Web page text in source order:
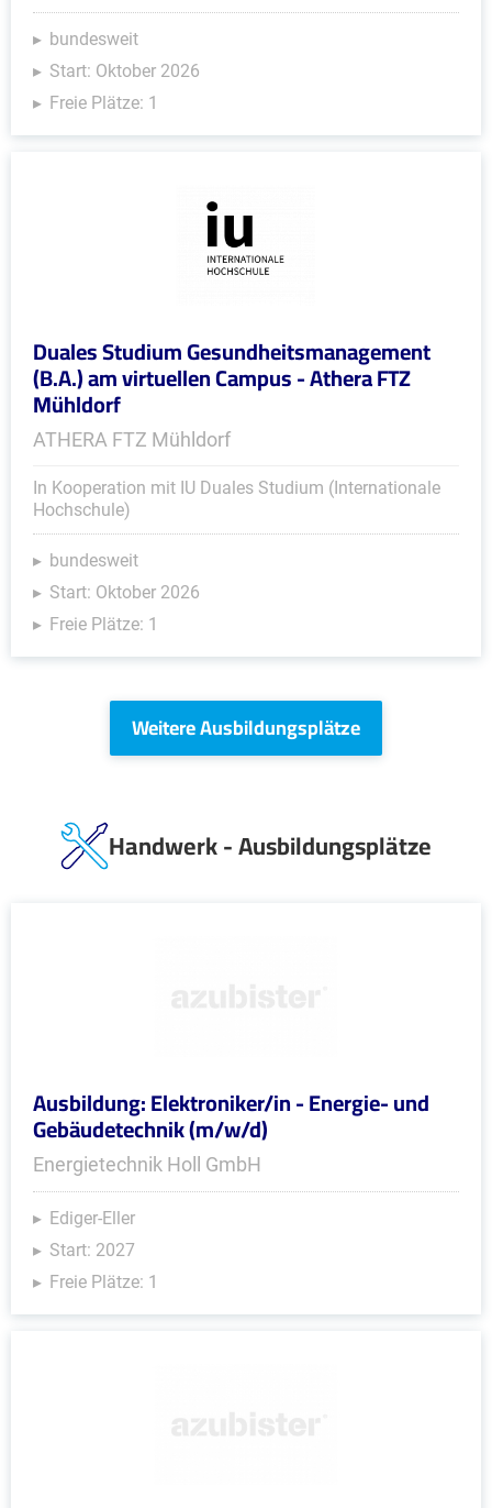
bundesweit
Start: Oktober 2026
Freie Plätze: 1
Duales Studium Gesundheitsmanagement
(B.A.) am virtuellen Campus - Athera FTZ
Mühldorf
ATHERA FTZ Mühldorf
In Kooperation mit IU Duales Studium (Internationale
Hochschule)
bundesweit
Start: Oktober 2026
Freie Plätze: 1
Weitere Ausbildungsplätze
Handwerk - Ausbildungsplätze
Ausbildung: Elektroniker/in - Energie- und
Gebäudetechnik (m/w/d)
Energietechnik Holl GmbH
Ediger-Eller
Start: 2027
Freie Plätze: 1